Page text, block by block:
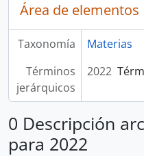
Área de elementos
Taxonomía
Materias
Términos
jerárquicos
2022
0 Descripción
para 2022